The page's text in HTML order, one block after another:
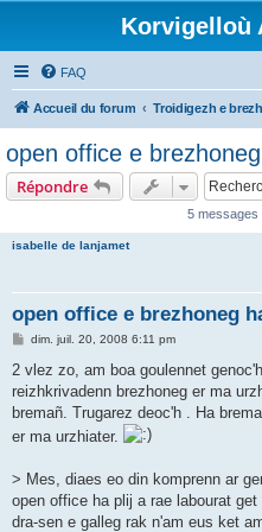
Korvigelloù
FAQ
Accueil du forum Troidigezh e
open office e
Répondre
5 messages
isabelle de lanjamet
open office e brezhoneg
M
s
a
g
dim. juil. 20, 2008 6:11 pm
2 vlez zo, am boa goulennet
reizhkrivadenn brezhoneg er ma
bremañ. Trugarez deoc'h . Ha
er ma urzhiater.
> Mes, diaes eo din komprenn ar
open office ha plij a rae labourat
dra-sen e galleg rak n'am eus ket